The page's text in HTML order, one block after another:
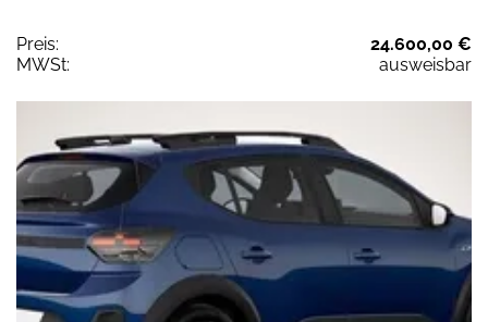
Preis:
24.600,00 €
MWSt:
ausweisbar